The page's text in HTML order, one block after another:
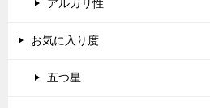
アルカリ性
お気に入り度
五つ星